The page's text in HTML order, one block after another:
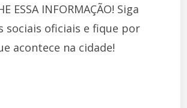
ESSA INFORMAÇÃO! Siga
sociais oficiais e fique por
acontece na cidade!